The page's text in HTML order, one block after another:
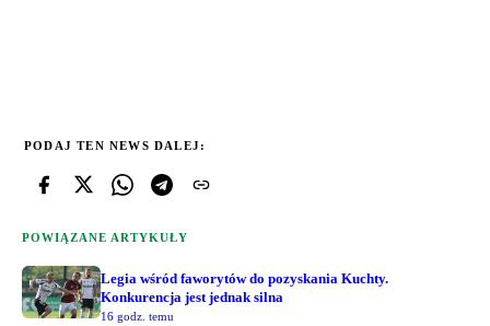
PODAJ TEN NEWS DALEJ:
POWIĄZANE ARTYKUŁY
Legia wśród faworytów do pozyskania Kuchty.
Konkurencja jest jednak silna
16 godz. temu